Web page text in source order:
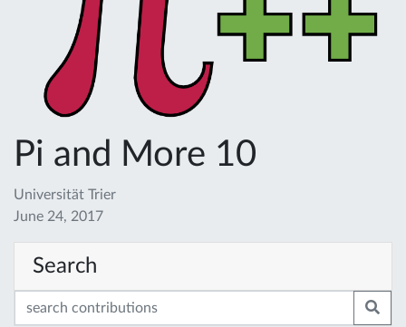
Pi and More 10
Universität Trier
June 24, 2017
Search